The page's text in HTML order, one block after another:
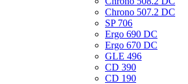
Chrono 507.2 DC
SP 706
Ergo 690 DC
Ergo 670 DC
GLE 496
CD 390
CD 190